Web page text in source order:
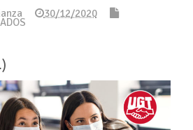
30/12/2020